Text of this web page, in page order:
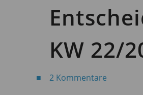
KW 22/
2 Kommentare